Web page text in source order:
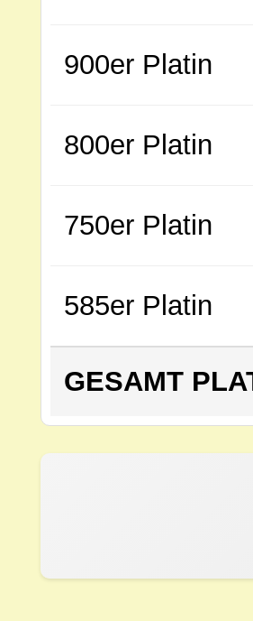
900er Platin
800er Platin
750er Platin
585er Platin
GESAMT